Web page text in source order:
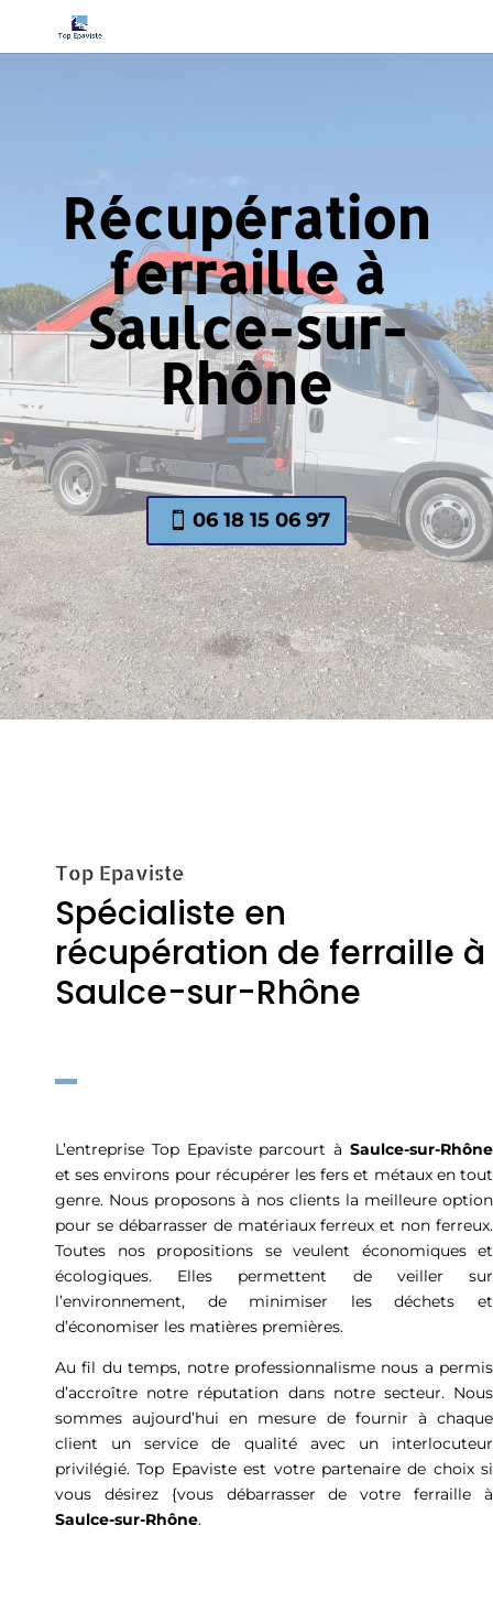
Récupération
ferraille à
Saulce-sur-
Rhône
06 18 15 06 97
Top Epaviste
Spécialiste en
récupération de ferraille à
Saulce-sur-Rhône
L’entreprise Top Epaviste parcourt à Saulce-sur-Rhône
et ses environs pour récupérer les fers et métaux en tout
genre. Nous proposons à nos clients la meilleure option
pour se débarrasser de matériaux ferreux et non ferreux.
Toutes nos propositions se veulent économiques et
écologiques. Elles permettent de veiller sur
l’environnement, de minimiser les déchets et
d’économiser les matières premières.
Au fil du temps, notre professionnalisme nous a permis
d’accroître notre réputation dans notre secteur. Nous
sommes aujourd’hui en mesure de fournir à chaque
client un service de qualité avec un interlocuteur
privilégié. Top Epaviste est votre partenaire de choix si
vous désirez {vous débarrasser de votre ferraille à
Saulce-sur-Rhône.